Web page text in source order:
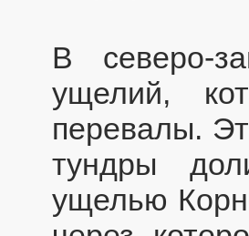
В северо-
ущелий,
перевалы.
тундры
ущелью